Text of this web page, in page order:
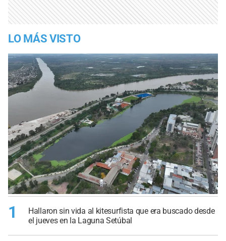
LO MÁS VISTO
1
Hallaron sin vida al kitesurfista que era buscado desde
el jueves en la Laguna Setúbal